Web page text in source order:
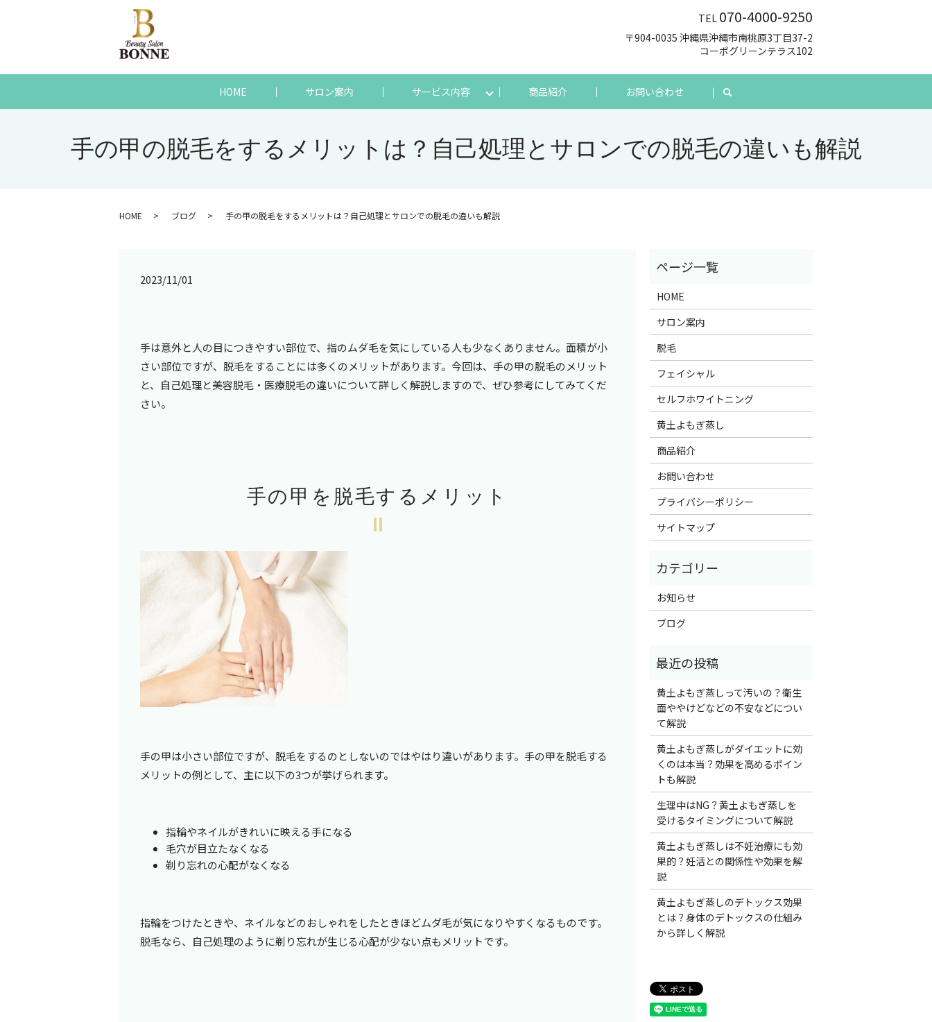
HOME サロン案内 サービス内容 商品紹介 お問い合わせ search
TEL 070-4000-9250
〒904-0035 沖縄県沖縄市南桃原3丁目37-2
コーポグリーンテラス102
手の甲の脱毛をするメリットは？自己処理とサロンでの脱毛の違いも解説
HOME ブログ 手の甲の脱毛をするメリットは？自己処理とサロンでの脱毛の違いも解説
2023/11/01
手は意外と人の目につきやすい部位で、指のムダ毛を気にしている人も少なくありません。面積が小
さい部位ですが、脱毛をすることには多くのメリットがあります。今回は、手の甲の脱毛のメリット
と、自己処理と美容脱毛・医療脱毛の違いについて詳しく解説しますので、ぜひ参考にしてみてくだ
さい。
手の甲を脱毛するメリット
手の甲は小さい部位ですが、脱毛をするのとしないのではやはり違いがあります。手の甲を脱毛する
メリットの例として、主に以下の3つが挙げられます。
指輪やネイルがきれいに映える手になる
毛穴が目立たなくなる
剃り忘れの心配がなくなる
指輪をつけたときや、ネイルなどのおしゃれをしたときほどムダ毛が気になりやすくなるものです。
脱毛なら、自己処理のように剃り忘れが生じる心配が少ない点もメリットです。
HOME
サロン案内
脱毛
フェイシャル
セルフホワイトニング
黄土よもぎ蒸し
商品紹介
お問い合わせ
プライバシーポリシー
サイトマップ
お知らせ
ブログ
黄土よもぎ蒸しって汚いの？衛生
面ややけどなどの不安などについ
て解説
黄土よもぎ蒸しがダイエットに効
くのは本当？効果を高めるポイン
トも解説
生理中はNG？黄土よもぎ蒸しを
受けるタイミングについて解説
黄土よもぎ蒸しは不妊治療にも効
果的？妊活との関係性や効果を解
説
黄土よもぎ蒸しのデトックス効果
とは？身体のデトックスの仕組み
から詳しく解説